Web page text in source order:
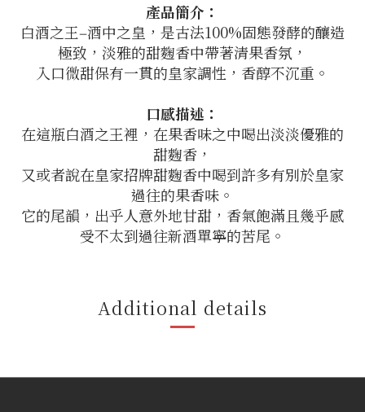
產品簡介：
白酒之王‒酒中之皇，是古法100%固態發酵的釀造
極致，淡雅的甜麴香中帶著清果香氛，
入口微甜保有一貫的皇家調性，香醇不沉重。
口感描述：
在這瓶白酒之王裡，在果香味之中喝出淡淡優雅的
甜麴香，
又或者說在皇家招牌甜麴香中喝到許多有別於皇家
過往的果香味。
它的尾韻，出乎人意外地甘甜，香氣飽滿且幾乎感
受不太到過往新酒單寧的苦尾。
Additional details